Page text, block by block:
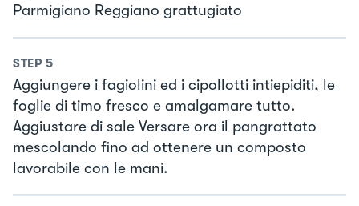
Parmigiano Reggiano grattugiato
STEP 5
Aggiungere i fagiolini ed i cipollotti intiepiditi, le
foglie di timo fresco e amalgamare tutto.
Aggiustare di sale Versare ora il pangrattato
mescolando fino ad ottenere un composto
lavorabile con le mani.